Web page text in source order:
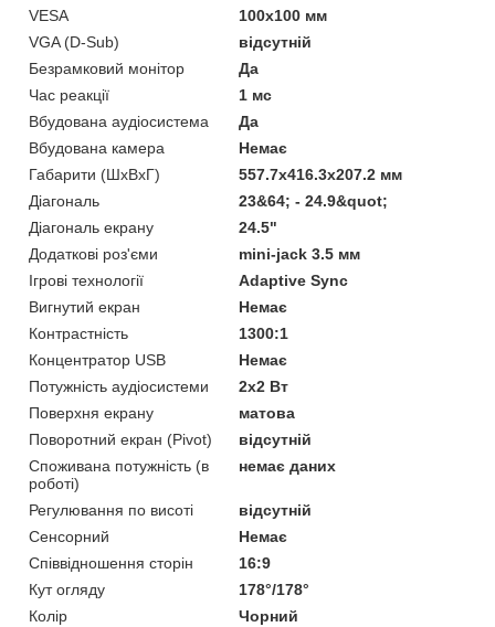
VESA
100х100 мм
VGA (D-Sub)
відсутній
Безрамковий монітор
Да
Час реакції
1 мс
Вбудована аудіосистема
Да
Вбудована камера
Немає
Габарити (ШхВхГ)
557.7x416.3x207.2 мм
Діагональ
23&64; - 24.9&quot;
Діагональ екрану
24.5"
Додаткові роз'єми
mini-jack 3.5 мм
Ігрові технології
Adaptive Sync
Вигнутий екран
Немає
Контрастність
1300:1
Концентратор USB
Немає
Потужність аудіосистеми
2х2 Вт
Поверхня екрану
матова
Поворотний екран (Pivot)
відсутній
Споживана потужність (в
роботі)
немає даних
Регулювання по висоті
відсутній
Сенсорний
Немає
Співвідношення сторін
16:9
Кут огляду
178°/178°
Колір
Чорний